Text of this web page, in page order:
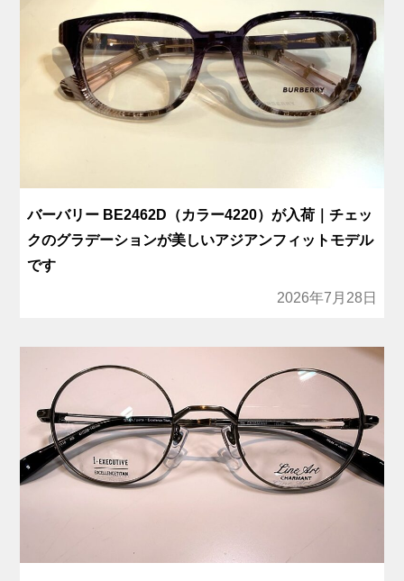
バーバリー BE2462D（カラー4220）が入荷｜チェッ
クのグラデーションが美しいアジアンフィットモデル
です
2026年7月28日